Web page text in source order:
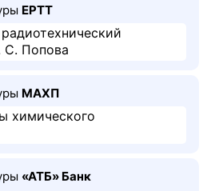
ЕРТТ
С. Попова
МАХП
химического
«АТБ» Банк